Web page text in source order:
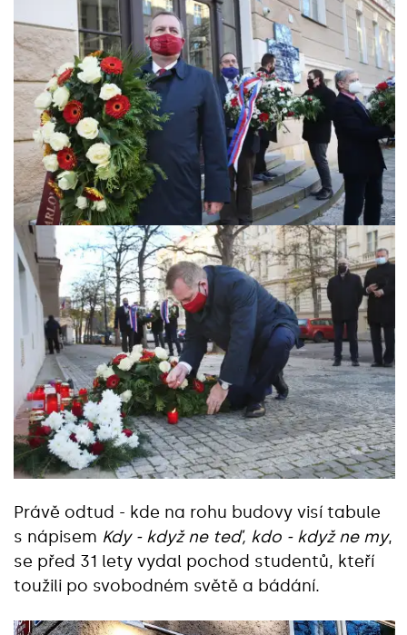
Právě odtud - kde na rohu budovy visí tabule
s nápisem Kdy - když ne teď, kdo - když ne my,
se před 31 lety vydal pochod studentů, kteří
toužili po svobodném světě a bádání.